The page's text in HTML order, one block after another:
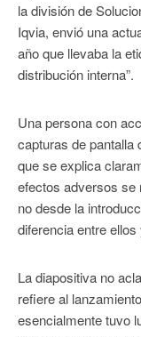
la división de
Iqvia, envió una
año que llevaba la
distribución interna”.
Una persona con
capturas de pantalla
que se explica
efectos adversos se
no desde la
diferencia entre
La diapositiva no
refiere al
esencialmente tuvo